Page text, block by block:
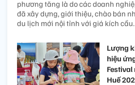
phương tăng là do các doanh
đã xây dựng, giới thiệu, chào bán
du lịch mới nội tỉnh với giá kích cầu.
Lượng
hiệu
Huế